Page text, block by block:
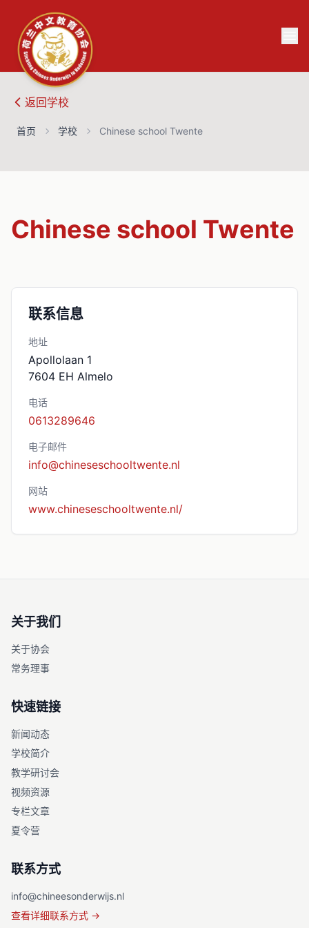
返回学校
首页 学校 Chinese school Twente
Chinese school Twente
联系信息
地址
Apollolaan 1
7604 EH Almelo
电话
0613289646
电子邮件
info@chineseschooltwente.nl
网站
www.chineseschooltwente.nl/
关于我们
关于协会
常务理事
快速链接
新闻动态
学校简介
教学研讨会
视频资源
专栏文章
夏令营
联系方式
info@chineesonderwijs.nl
查看详细联系方式 →